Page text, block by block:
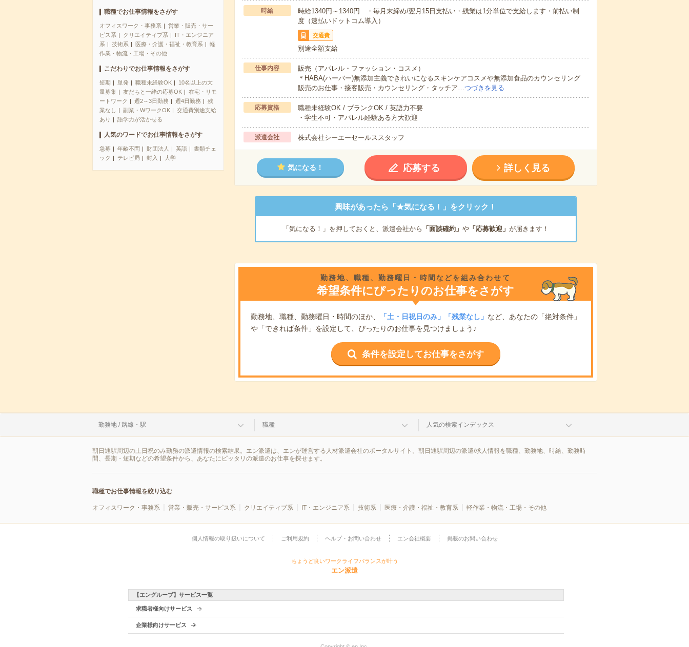
職種でお仕事情報をさがす
オフィスワーク・事務系
営業・販売・サー
ビス系
クリエイティブ系
IT・エンジニア
系
技術系 医療・介護・福祉・教育系
軽
作業・物流・工場・その他
こだわりでお仕事情報をさがす
短期 単発 職種未経験OK
10名以上の大
量募集
友だちと一緒の応募OK
在宅・リモ
ートワーク
週2～3日勤務 週4日勤務
残
業なし
副業・WワークOK
交通費別途支給
あり
語学力が活かせる
人気のワードでお仕事情報をさがす
急募 年齢不問 財団法人 英語
書類チェ
ック
テレビ局 封入 大学
時給
時給1340円～1340円 ・毎月末締め/翌月15日支払い・残業は1分単位で支給します・前払い制
度（速払いドットコム導入）
交通費
別途全額支給
仕事内容
販売（アパレル・ファッション・コスメ）
＊HABA(ハーバー)無添加主義できれいになるスキンケアコスメや無添加食品のカウンセリング
販売のお仕事・接客販売・カウンセリング・タッチア…つづきを見る
応募資格
職種未経験OK / ブランクOK / 英語力不要
・学生不可・アパレル経験ある方大歓迎
派遣会社 株式会社シーエーセールススタッフ
気になる！ 応募する 詳しく見る
興味があったら「★気になる！」をクリック！
「気になる！」を押しておくと、派遣会社から 「面談確約」 や「応募歓迎」 が届きます！
勤務地、職種、勤務曜日・時間などを組み合わせて
希望条件にぴったりのお仕事をさがす
勤務地、職種、勤務曜日・時間のほか、 「土・日祝日のみ」「残業なし」 など、あなたの「絶対条件」
や「できれば条件」を設定して、ぴったりのお仕事を見つけましょう♪
条件を設定してお仕事をさがす
勤務地 / 路線・駅 職種 人気の検索インデックス
朝日通駅周辺の土日祝のみ勤務の派遣情報の検索結果。エン派遣は、エンが運営する人材派遣会社のポータルサイト。朝日通駅周辺の派遣/求人情報を職種、勤務地、時給、勤務時
間、長期・短期などの希望条件から、あなたにピッタリの派遣のお仕事を探せます。
職種でお仕事情報を絞り込む
オフィスワーク・事務系 営業・販売・サービス系 クリエイティブ系 IT・エンジニア系 技術系 医療・介護・福祉・教育系 軽作業・物流・工場・その他
個人情報の取り扱いについて ご利用規約 ヘルプ・お問い合わせ エン会社概要 掲載のお問い合わせ
ちょうど良いワークライフバランスが叶う
エン派遣
【エングループ】サービス一覧
求職者様向けサービス
企業様向けサービス